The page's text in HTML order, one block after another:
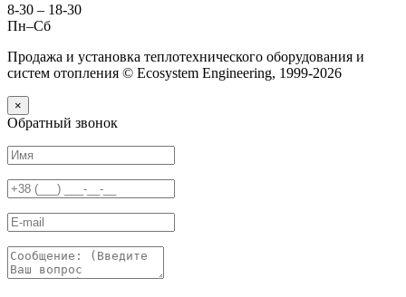
8-30 – 18-30
Пн–Сб
Продажа и установка теплотехнического оборудования и
систем отопления © Ecosystem Engineering, 1999-2026
×
Обратный звонок